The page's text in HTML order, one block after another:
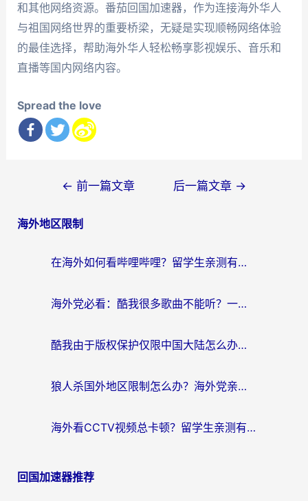
和其他网络资源。番茄回国加速器，作为连接海外华人
与祖国网络世界的重要桥梁，无疑是实现顺畅网络体验
的最佳选择，帮助海外华人轻松畅享影视娱乐、音乐和
直播等国内网络内容。
Spread the love
导
← 前一篇文章 后一篇文章 →
海外地区限制
在海外如何看哔哩哔哩？留学生亲测有效的回国加速指南
海外党必看：酷我很多歌曲不能听？一招解决优酷版权限制+B站地域问题！
酷我由于版权保护仅限中国大陆怎么办？海外党亲测有效的解锁指南
狼人杀国外地区限制怎么办？海外党亲测有效的全场景回国加速指南
海外看CCTV视频总卡顿？留学生亲测有效的回国加速器选择指南
回国加速器推荐